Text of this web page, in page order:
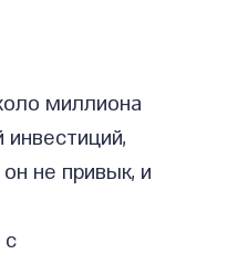
миллиона
не привык, и
с